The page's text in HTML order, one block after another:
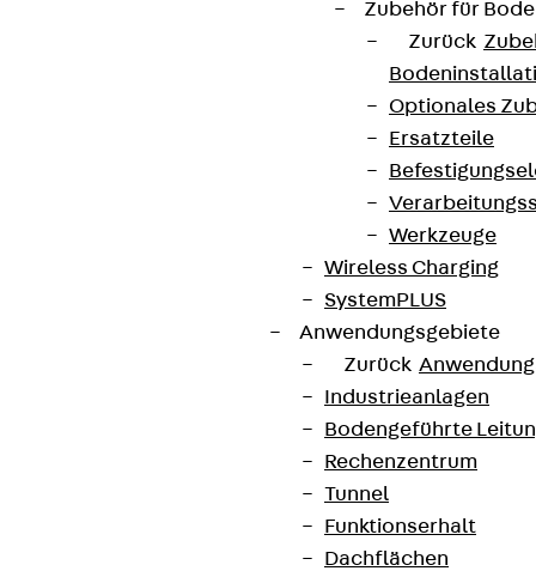
Zubehör für
Zurück
Optionales
Ersatzteile
Werkzeuge
Wireless Charging
SystemPLUS
Anwendungsgebiete
Zurück
Industrieanlagen
Bodengeführte
Rechenzentrum
Tunnel
Funktionserhalt
Dachflächen